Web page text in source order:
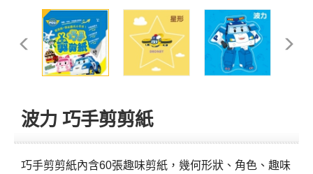
波力 巧手剪剪紙
巧手剪剪紙內含60張趣味剪紙，幾何形狀、角色、趣味